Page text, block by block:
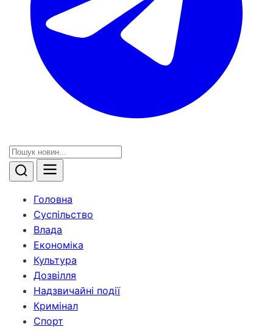
Головна
Суспільство
Влада
Економіка
Культура
Дозвілля
Надзвичайні події
Кримінал
Спорт